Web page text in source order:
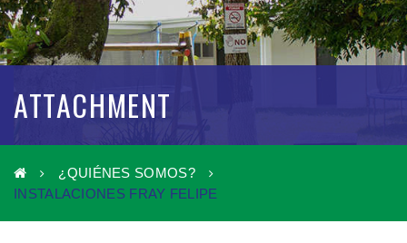
ATTACHMENT
¿QUIÉNES SOMOS?
INSTALACIONES FRAY FELIPE